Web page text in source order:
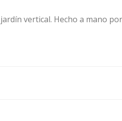
vertical. Hecho a mano